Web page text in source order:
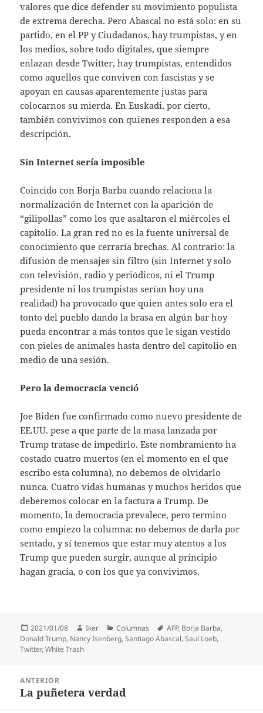
valores que dice defender su movimiento populista
de extrema derecha. Pero Abascal no está solo: en su
partido, en el PP y Ciudadanos, hay trumpistas, y en
los medios, sobre todo digitales, que siempre
enlazan desde Twitter, hay trumpistas, entendidos
como aquellos que conviven con fascistas y se
apoyan en causas aparentemente justas para
colocarnos su mierda. En Euskadi, por cierto,
también convivimos con quienes responden a esa
descripción.
Sin Internet sería imposible
Coincido con Borja Barba cuando relaciona la
normalización de Internet con la aparición de
“gilipollas” como los que asaltaron el miércoles el
capitolio. La gran red no es la fuente universal de
conocimiento que cerraría brechas. Al contrario: la
difusión de mensajes sin filtro (sin Internet y solo
con televisión, radio y periódicos, ni el Trump
presidente ni los trumpistas serían hoy una
realidad) ha provocado que quien antes solo era el
tonto del pueblo dando la brasa en algún bar hoy
pueda encontrar a más tontos que le sigan vestido
con pieles de animales hasta dentro del capitolio en
medio de una sesión.
Pero la democracia venció
Joe Biden fue confirmado como nuevo presidente de
EE.UU. pese a que parte de la masa lanzada por
Trump tratase de impedirlo. Este nombramiento ha
costado cuatro muertos (en el momento en el que
escribo esta columna), no debemos de olvidarlo
nunca. Cuatro vidas humanas y muchos heridos que
deberemos colocar en la factura a Trump. De
momento, la democracia prevalece, pero termino
como empiezo la columna: no debemos de darla por
sentado, y sí tenemos que estar muy atentos a los
Trump que pueden surgir, aunque al principio
hagan gracia, o con los que ya convivimos.
Publicado
el
2021/01/08 Autor
Iker Categorías
Columnas Etiquetas
AFP, Borja Barba,
Donald Trump, Nancy Isenberg,Santiago Abascal,Saul Loeb,
Twitter,White Trash
entradas
ANTERIOR
Entrada
La puñetera verdad